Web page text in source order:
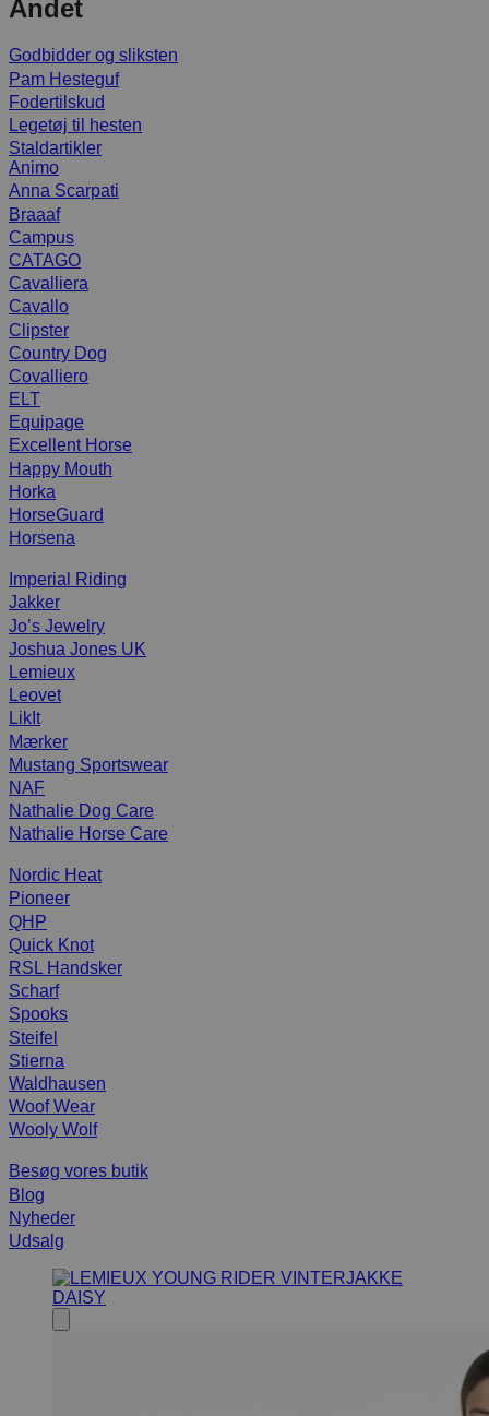
Andet
Godbidder og sliksten
Pam Hesteguf
Fodertilskud
Legetøj til hesten
Staldartikler
Animo
Anna Scarpati
Braaaf
Campus
CATAGO
Cavalliera
Cavallo
Clipster
Country Dog
Covalliero
ELT
Equipage
Excellent Horse
Happy Mouth
Horka
HorseGuard
Horsena
Imperial Riding
Jakker
Jo’s Jewelry
Joshua Jones UK
Lemieux
Leovet
LikIt
Mærker
Mustang Sportswear
NAF
Nathalie Dog Care
Nathalie Horse Care
Nordic Heat
Pioneer
QHP
Quick Knot
RSL Handsker
Scharf
Spooks
Steifel
Stierna
Waldhausen
Woof Wear
Wooly Wolf
Besøg vores butik
Blog
Nyheder
Udsalg